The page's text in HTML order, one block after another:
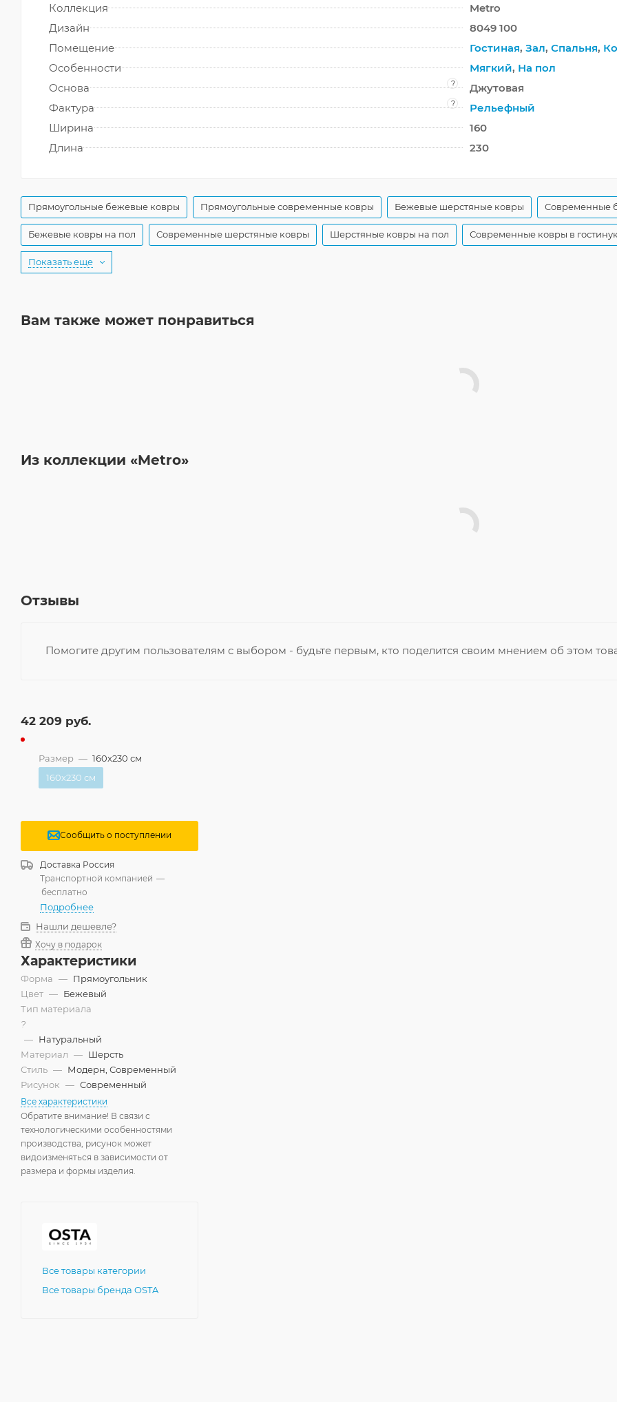
Коллекция
Metro
Дизайн
8049 100
Помещение
Гостиная, Зал, Спальня,
Особенности
Мягкий, На пол
Основа
?
Джутовая
Фактура
?
Рельефный
Ширина
160
Длина
230
Прямоугольные бежевые ковры Прямоугольные современные ковры Бежевые шерстяные ковры Современные
Бежевые ковры на пол Современные шерстяные ковры Шерстяные ковры на пол Современные ковры в
Показать еще
Вам также может понравиться
Из коллекции «Metro»
Отзывы
Помогите другим пользователям с выбором - будьте первым, кто поделится своим мнением об этом
42 209 руб.
Размер — 160x230 см
160x230 см
Сообщить о поступлении
Доставка Россия
Транспортной компанией —
бесплатно
Подробнее
Нашли дешевле?
Хочу в подарок
Характеристики
Форма — Прямоугольник
Цвет — Бежевый
Тип материала
?
— Натуральный
Материал — Шерсть
Стиль — Модерн, Современный
Рисунок — Современный
Все характеристики
Обратите внимание! В связи с
технологическими особенностями
производства, рисунок может
видоизменяться в зависимости от
размера и формы изделия.
Все товары категории
Все товары бренда OSTA